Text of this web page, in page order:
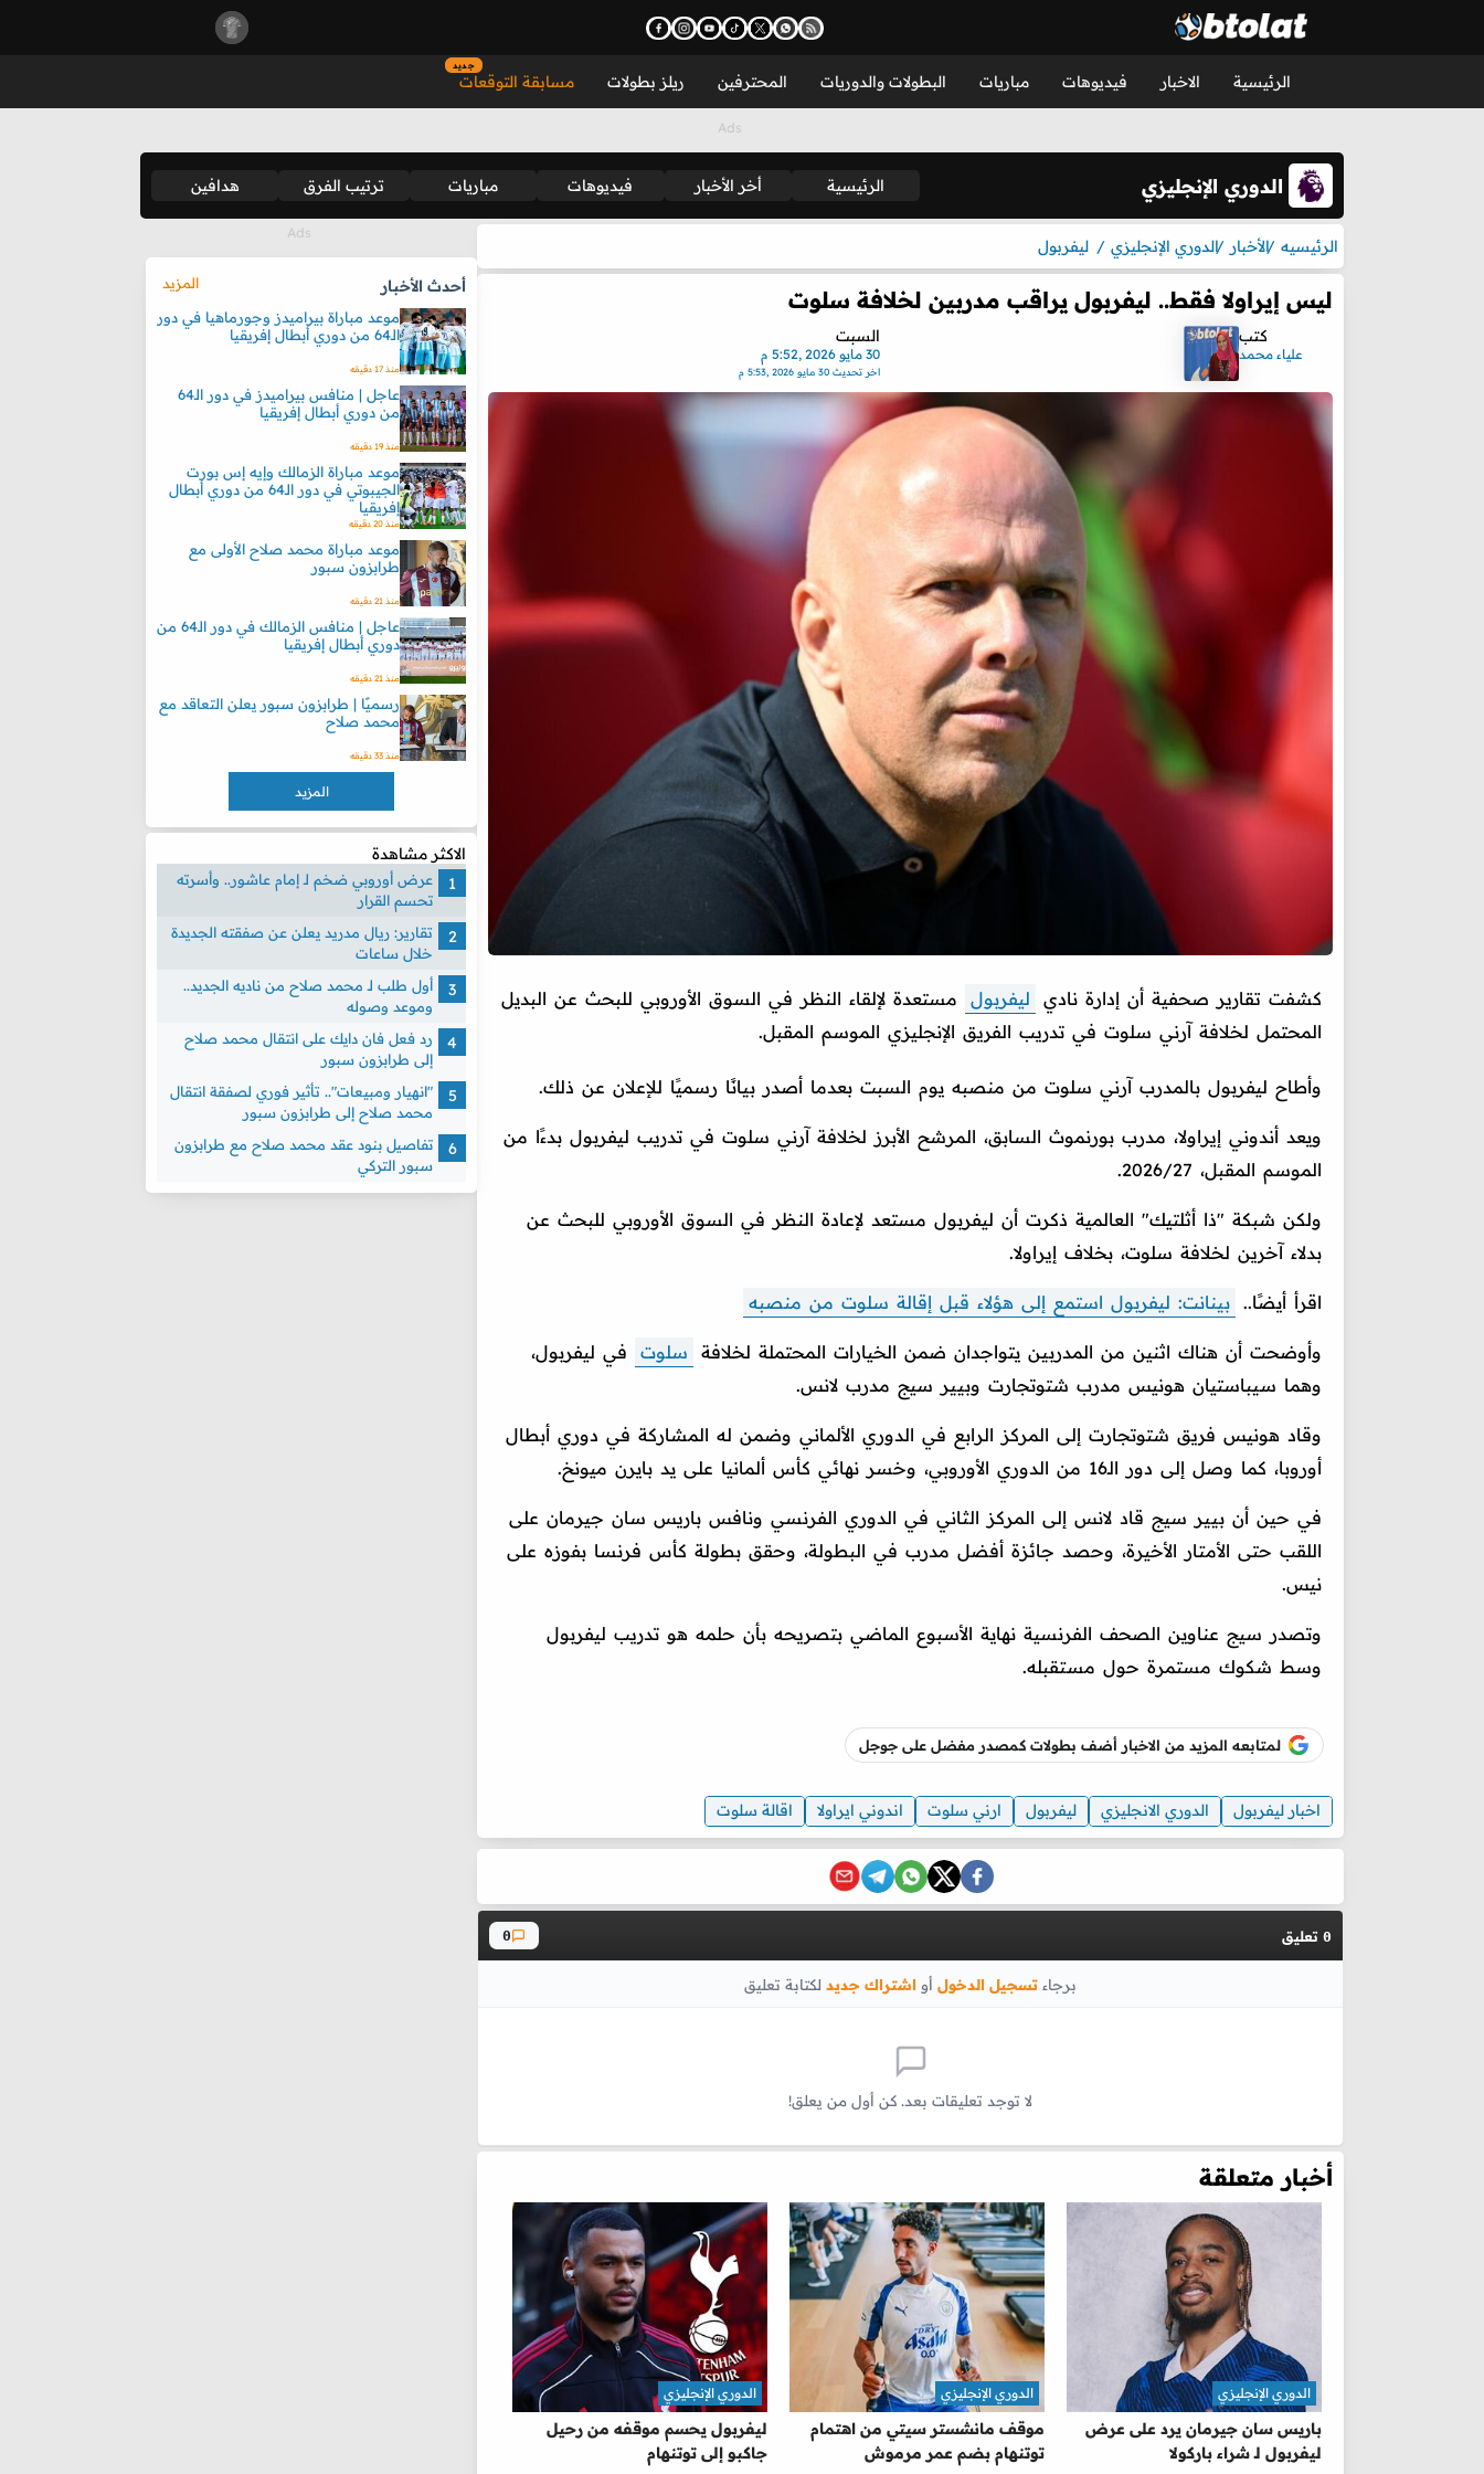
الرئيسية الاخبار فيديوهات مباريات البطولات والدوريات المحترفين ريلز بطولات مسابقة التوقعات
جديد
الدوري الإنجليزي الرئيسية أخر الأخبار فيديوهات مباريات ترتيب الفرق هدافين
الرئيسيه الأخبار الدوري الإنجليزي ليفربول
ليس إيراولا فقط.. ليفربول يراقب مدربين لخلافة سلوت
كتب
علياء محمد
السبت
30 مايو 2026 ,5:52 م
اخر تحديث 30 مايو 2026 ,5:53 م
كشفت تقارير صحفية أن إدارة نادي ليفربول
مستعدة لإلقاء النظر في السوق الأوروبي للبحث عن البديل
المحتمل لخلافة آرني سلوت في تدريب الفريق الإنجليزي الموسم المقبل.
وأطاح ليفربول بالمدرب آرني سلوت من منصبه يوم السبت بعدما أصدر بيانًا رسميًا للإعلان عن ذلك.
ويعد أندوني إيراولا، مدرب بورنموث السابق، المرشح الأبرز لخلافة آرني سلوت في تدريب ليفربول بدءًا من
الموسم المقبل، 2026/27.
ولكن شبكة "ذا أثلتيك" العالمية ذكرت أن ليفربول مستعد لإعادة النظر في السوق الأوروبي للبحث عن
بدلاء آخرين لخلافة سلوت، بخلاف إيراولا.
اقرأ أيضًا.. بينانت: ليفربول استمع إلى هؤلاء قبل إقالة سلوت من منصبه
وأوضحت أن هناك اثنين من المدربين يتواجدان ضمن الخيارات المحتملة لخلافة سلوت
في ليفربول،
وهما سيباستيان هونيس مدرب شتوتجارت وبيير سيج مدرب لانس.
وقاد هونيس فريق شتوتجارت إلى المركز الرابع في الدوري الألماني وضمن له المشاركة في دوري أبطال
أوروبا، كما وصل إلى دور الـ16 من الدوري الأوروبي، وخسر نهائي كأس ألمانيا على يد بايرن ميونخ.
في حين أن بيير سيج قاد لانس إلى المركز الثاني في الدوري الفرنسي ونافس باريس سان جيرمان على
اللقب حتى الأمتار الأخيرة، وحصد جائزة أفضل مدرب في البطولة، وحقق بطولة كأس فرنسا بفوزه على
نيس.
وتصدر سيج عناوين الصحف الفرنسية نهاية الأسبوع الماضي بتصريحه بأن حلمه هو تدريب ليفربول
وسط شكوك مستمرة حول مستقبله.
لمتابعه المزيد من الاخبار أضف بطولات كمصدر مفضل على جوجل
اخبار ليفربول الدوري الانجليزي ليفربول ارني سلوت اندوني ايراولا اقالة سلوت
0 تعليق 0
برجاء تسجيل الدخول أو اشتراك جديد لكتابة تعليق
لا توجد تعليقات بعد. كن أول من يعلق!
أخبار متعلقة
باريس سان جيرمان يرد على عرض
ليفربول لـ شراء باركولا
الدوري الإنجليزي
موقف مانشستر سيتي من اهتمام
توتنهام بضم عمر مرموش
الدوري الإنجليزي
ليفربول يحسم موقفه من رحيل
جاكبو إلى توتنهام
الدوري الإنجليزي
أحدث الأخبار
المزيد
موعد مباراة بيراميدز وجورماهيا في دور
الـ64 من دوري أبطال إفريقيا
منذ 17 دقيقه
عاجل | منافس بيراميدز في دور الـ64
من دوري أبطال إفريقيا
منذ 19 دقيقه
موعد مباراة الزمالك وإيه إس بورت
الجيبوتي في دور الـ64 من دوري أبطال
إفريقيا
منذ 20 دقيقه
موعد مباراة محمد صلاح الأولى مع
طرابزون سبور
منذ 21 دقيقه
عاجل | منافس الزمالك في دور الـ64 من
دوري أبطال إفريقيا
منذ 21 دقيقه
رسميًا | طرابزون سبور يعلن التعاقد مع
محمد صلاح
منذ 33 دقيقه
المزيد
الاكثر مشاهدة
عرض أوروبي ضخم لـ إمام عاشور.. وأسرته
تحسم القرار
تقارير: ريال مدريد يعلن عن صفقته الجديدة
خلال ساعات
أول طلب لـ محمد صلاح من ناديه الجديد..
وموعد وصوله
رد فعل فان دايك على انتقال محمد صلاح
إلى طرابزون سبور
"انهيار ومبيعات".. تأثير فوري لصفقة انتقال
محمد صلاح إلى طرابزون سبور
تفاصيل بنود عقد محمد صلاح مع طرابزون
سبور التركي